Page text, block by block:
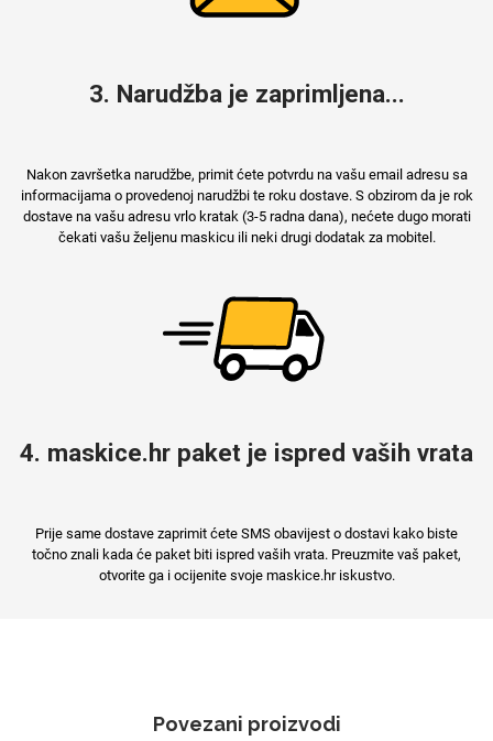
3. Narudžba je zaprimljena...
Nakon završetka narudžbe, primit ćete potvrdu na vašu email adresu sa
informacijama o provedenoj narudžbi te roku dostave. S obzirom da je rok
dostave na vašu adresu vrlo kratak (3-5 radna dana), nećete dugo morati
čekati vašu željenu maskicu ili neki drugi dodatak za mobitel.
4. maskice.hr paket je ispred vaših vrata
Prije same dostave zaprimit ćete SMS obavijest o dostavi kako biste
točno znali kada će paket biti ispred vaših vrata. Preuzmite vaš paket,
otvorite ga i ocijenite svoje maskice.hr iskustvo.
Povezani proizvodi